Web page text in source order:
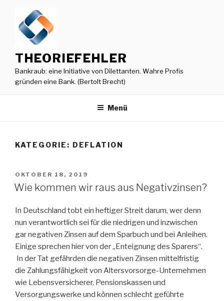
springen
THEORIEFEHLER
Bankraub: eine Initiative von Dilettanten. Wahre Profis
gründen eine Bank. (Bertolt Brecht)
Menü
KATEGORIE: DEFLATION
VERÖFFENTLICHT
AM
OKTOBER 18, 2019
Wie kommen wir raus aus Negativzinsen?
In Deutschland tobt ein heftiger Streit darum, wer denn
nun verantwortlich sei für die niedrigen und inzwischen
gar negativen Zinsen auf dem Sparbuch und bei Anleihen.
Einige sprechen hier von der „Enteignung des Sparers“.
In der Tat gefährden die negativen Zinsen mittelfristig
die Zahlungsfähigkeit von Altersvorsorge-Unternehmen
wie Lebensversicherer, Pensionskassen und
Versorgungswerke und können schlecht geführte